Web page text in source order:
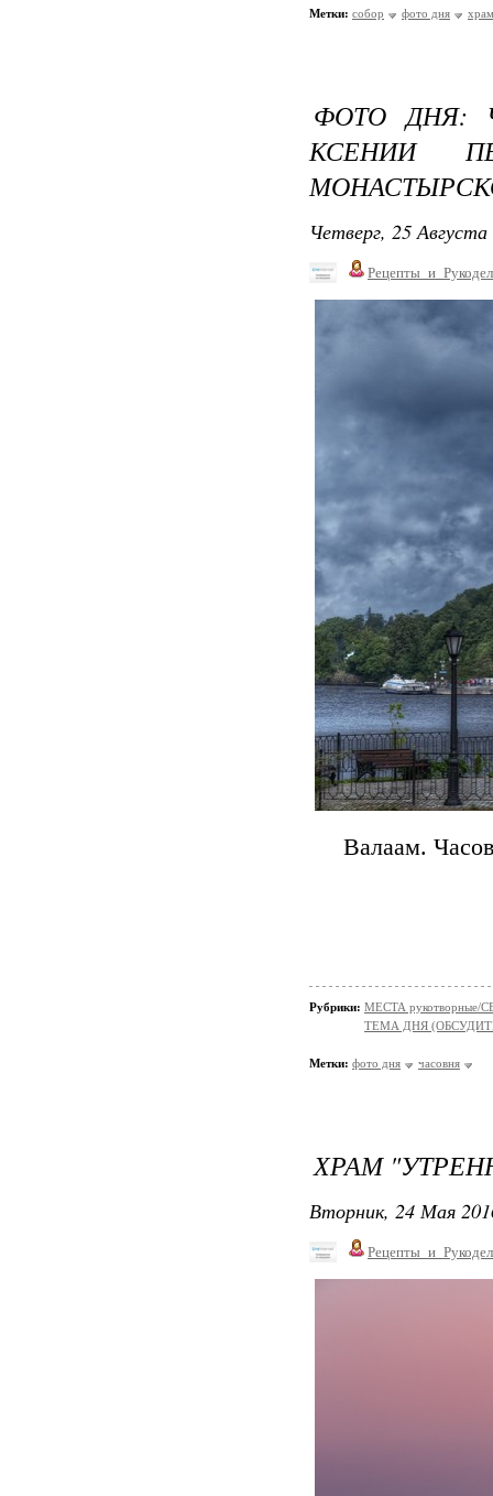
Метки: собор фото дня
ФОТО ДНЯ:
КСЕНИИ
Четверг, 25
Валаам.
Рубрики: МЕСТА
ТЕМА ДНЯ
Метки: фото дня часовня
ХРАМ
Вторник, 24 Мая